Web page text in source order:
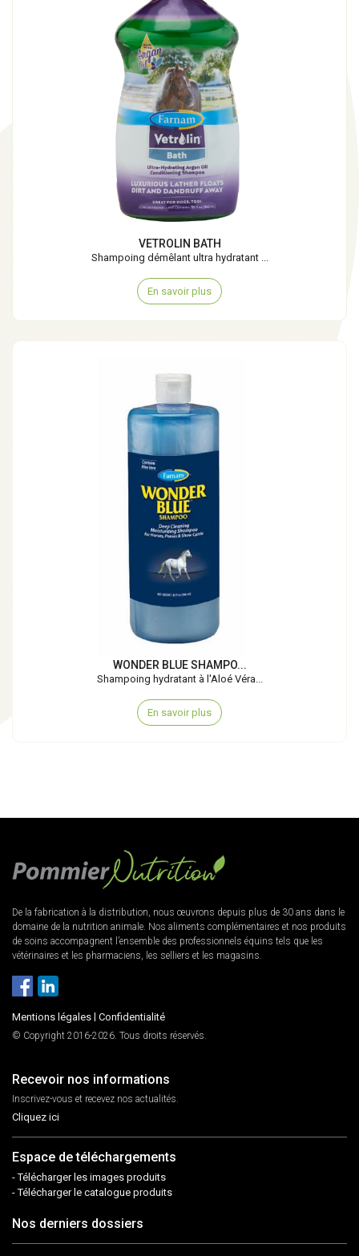
VETROLIN BATH
Shampoing démêlant ultra hydratant ...
En savoir plus
WONDER BLUE SHAMPO...
Shampoing hydratant à l'Aloé Véra...
En savoir plus
De la fabrication à la distribution, nous œuvrons depuis plus de 30 ans dans le
domaine de la nutrition animale. Nos aliments complémentaires et nos produits
de soins accompagnent l’ensemble des professionnels équins tels que les
vétérinaires et les pharmaciens, les selliers et les magasins.
Mentions légales Confidentialité
© Copyright 2016-2026. Tous droits réservés.
Recevoir nos informations
Inscrivez-vous et recevez nos actualités.
Cliquez ici
Espace de téléchargements
- Télécharger les images produits
- Télécharger le catalogue produits
Nos derniers dossiers